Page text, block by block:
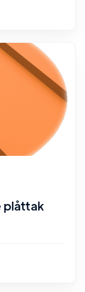
plåttak